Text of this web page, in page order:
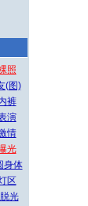
照
(图)
裤
演
情
光
身体
区
光